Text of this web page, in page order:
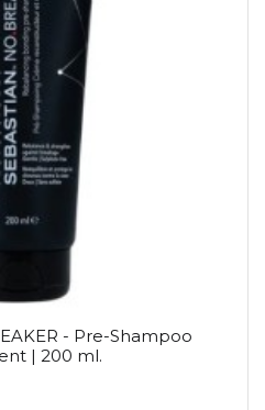
- Pre-Shampoo
| 200 ml.